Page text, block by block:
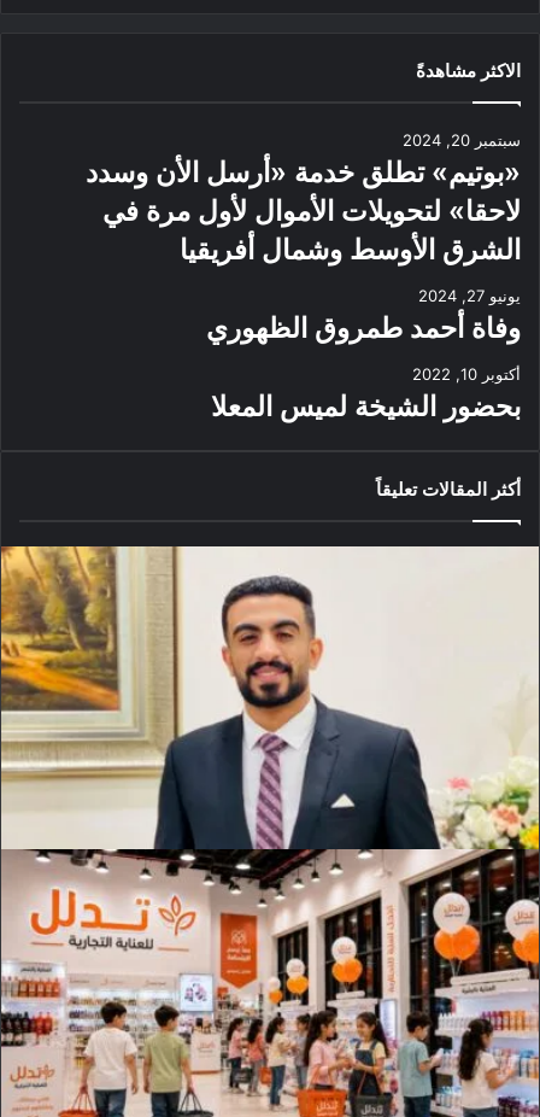
الاكثر مشاهدةً
سبتمبر 20, 2024
«بوتيم» تطلق خدمة «أرسل الأن وسدد
لاحقا» لتحويلات الأموال لأول مرة في
الشرق الأوسط وشمال أفريقيا
يونيو 27, 2024
وفاة أحمد طمروق الظهوري
أكتوبر 10, 2022
بحضور الشيخة لميس المعلا
أكثر المقالات تعليقاً